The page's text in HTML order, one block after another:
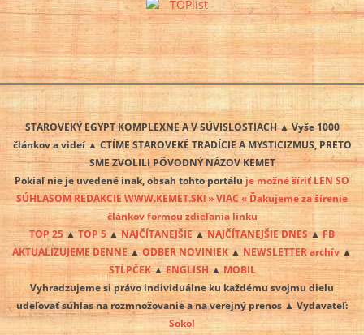
STAROVEKÝ EGYPT KOMPLEXNE A V SÚVISLOSTIACH ▲ Vyše 1000
článkov a videí ▲ CTÍME STAROVEKÉ TRADÍCIE A MYSTICIZMUS, PRETO
SME ZVOLILI PÔVODNÝ NÁZOV KEMET
Pokiaľ nie je uvedené inak, obsah tohto portálu je možné šíriť LEN SO
SÚHLASOM REDAKCIE WWW.KEMET.SK! » VIAC « Ďakujeme za šírenie
článkov formou zdieľania linku
TOP 25 ▲ TOP 5▲NAJČÍTANEJŠIE▲NAJČÍTANEJŠIE DNES ▲FB
AKTUALIZUJEME DENNE▲ODBER NOVINIEK▲ NEWSLETTER archív ▲
STĹPČEK▲ENGLISH▲MOBIL
Vyhradzujeme si právo individuálne ku každému svojmu dielu
udeľovať súhlas na rozmnožovanie a na verejný prenos ▲ Vydavateľ:
Sokol